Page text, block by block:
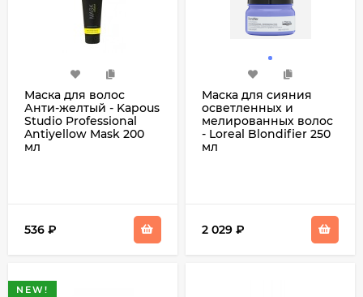
Маска для волос
Анти-желтый - Kapous
Studio Professional
Antiyellow Mask 200
мл
536 ₽
Маска для сияния
осветленных и
мелированных волос
- Loreal Blondifier 250
мл
2 029 ₽
NEW!